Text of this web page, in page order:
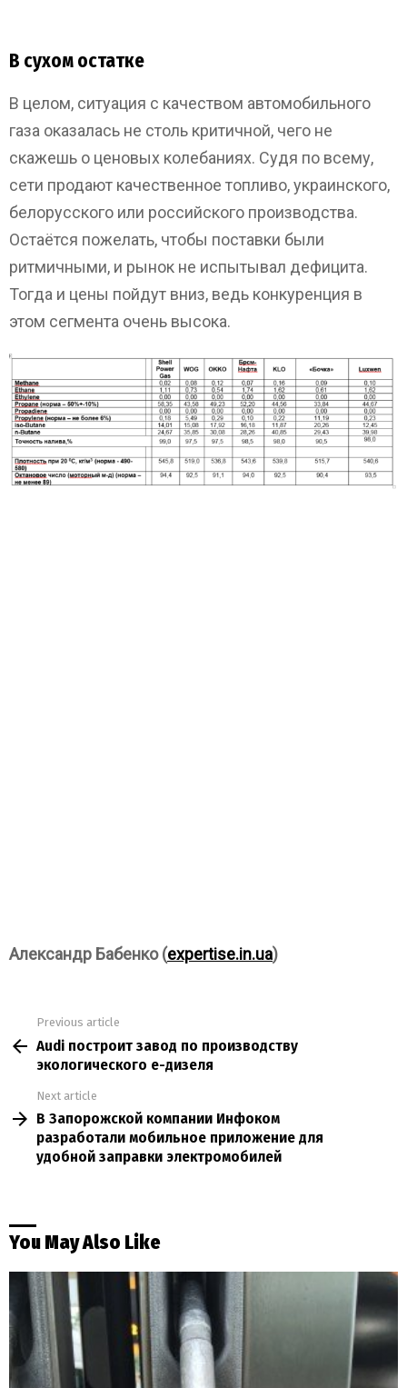
В сухом остатке
В целом, ситуация с качеством автомобильного
газа оказалась не столь критичной, чего не
скажешь о ценовых колебаниях. Судя по всему,
сети продают качественное топливо, украинского,
белорусского или российского производства.
Остаётся пожелать, чтобы поставки были
ритмичными, и рынок не испытывал дефицита.
Тогда и цены пойдут вниз, ведь конкуренция в
этом сегмента очень высока.
Александр Бабенко (expertise.in.ua)
more
Previous article
Audi построит завод по производству
экологического е-дизеля
Next article
В Запорожской компании Инфоком
разработали мобильное приложение для
удобной заправки электромобилей
You May Also Like